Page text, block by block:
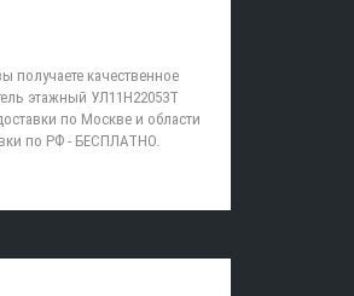
получаете качественное
этажный УЛ11Н22053Т
по Москве и области
по РФ - БЕСПЛАТНО.